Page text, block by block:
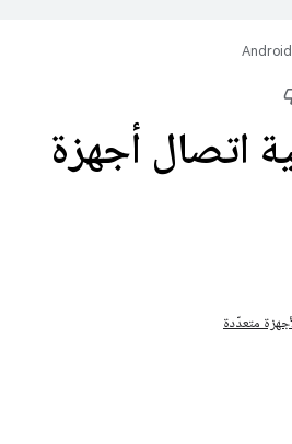
اتصال أجهزة
متعدّدة